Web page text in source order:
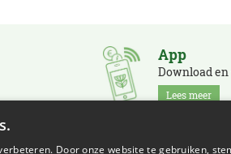
App
Download
Lees meer
Door onze website te gebruiken,